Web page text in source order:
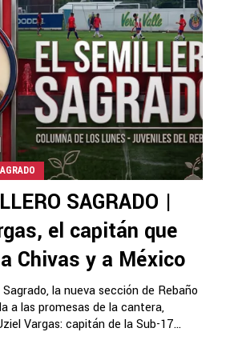
SAGRADO |
el capitán que
Chivas y a México
la nueva sección de Rebaño
a las promesas de la cantera,
Vargas: capitán de la Sub-17...